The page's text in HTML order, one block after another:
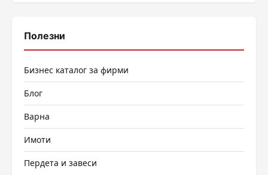
Полезни
Бизнес каталог за фирми
Блог
Варна
Имоти
Пердета и завеси